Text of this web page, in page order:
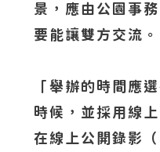
景，應由公園事
要能讓雙方交流。
「舉辦的時間應
時候，並採用線
在線上公開錄影